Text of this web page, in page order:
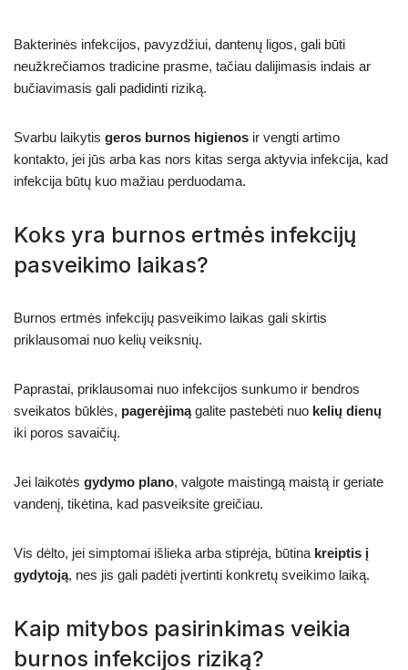
Bakterinės infekcijos, pavyzdžiui, dantenų ligos, gali būti
neužkrečiamos tradicine prasme, tačiau dalijimasis indais ar
bučiavimasis gali padidinti riziką.
Svarbu laikytis geros burnos higienos ir vengti artimo
kontakto, jei jūs arba kas nors kitas serga aktyvia infekcija, kad
infekcija būtų kuo mažiau perduodama.
Koks yra burnos ertmės infekcijų
pasveikimo laikas?
Burnos ertmės infekcijų pasveikimo laikas gali skirtis
priklausomai nuo kelių veiksnių.
Paprastai, priklausomai nuo infekcijos sunkumo ir bendros
sveikatos būklės, pagerėjimągalite pastebėti nuo kelių dienų
iki poros savaičių.
Jei laikotės gydymo plano, valgote maistingą maistą ir geriate
vandenį, tikėtina, kad pasveiksite greičiau.
Vis dėlto, jei simptomai išlieka arba stiprėja, būtina kreiptis į
gydytoją, nes jis gali padėti įvertinti konkretų sveikimo laiką.
Kaip mitybos pasirinkimas veikia
burnos infekcijos riziką?